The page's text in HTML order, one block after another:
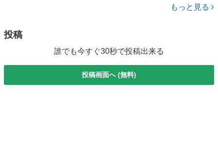
買取車 車検令和８年８月 ナビ ＴＶ 社外１４インチアルミホイ
もっと見る
投稿
誰でも今すぐ30秒で投稿出来る
投稿画面へ (無料)